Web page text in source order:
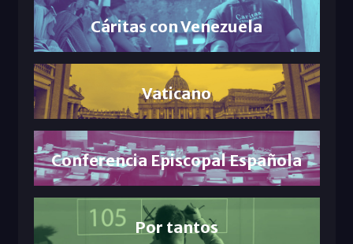
Cáritas con Venezuela
Vaticano
Conferencia Episcopal Española
Por tantos